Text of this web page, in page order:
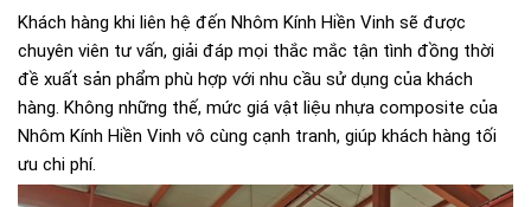
Khách hàng khi liên hệ đến Nhôm Kính Hiền Vinh sẽ được
chuyên viên tư vấn, giải đáp mọi thắc mắc tận tình đồng thời
đề xuất sản phẩm phù hợp với nhu cầu sử dụng của khách
hàng. Không những thế, mức giá vật liệu nhựa composite của
Nhôm Kính Hiền Vinh vô cùng cạnh tranh, giúp khách hàng tối
ưu chi phí.